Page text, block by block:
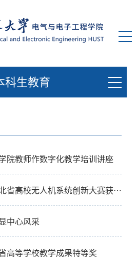
科生教育
院教师作数字化教学培训讲座
电工基地在首届湖北省高校无人机系统创新大赛获佳绩
中心风采
高等学校教学成果特等奖